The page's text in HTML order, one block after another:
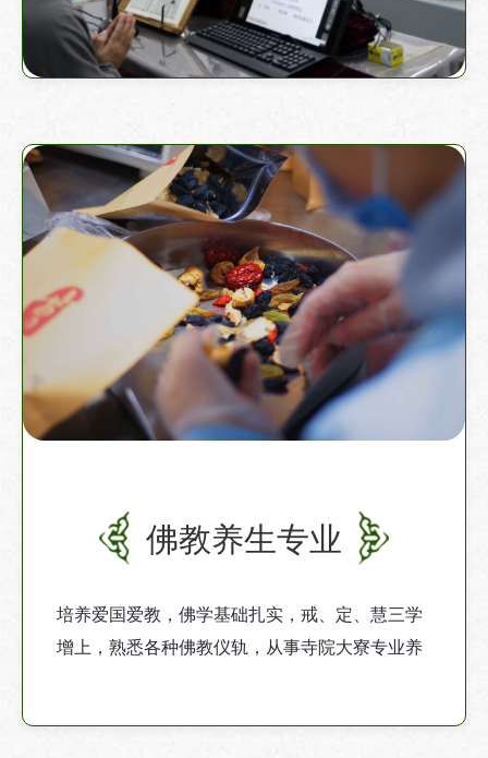
佛教养生专业
培养爱国爱教，佛学基础扎实，戒、定、慧三学
增上，熟悉各种佛教仪轨，从事寺院大寮专业养